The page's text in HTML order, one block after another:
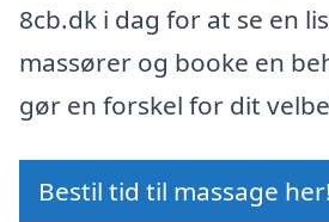
8cb.dk i dag for at se en
massører og booke en
gør en forskel for dit
Bestil tid til massage her!